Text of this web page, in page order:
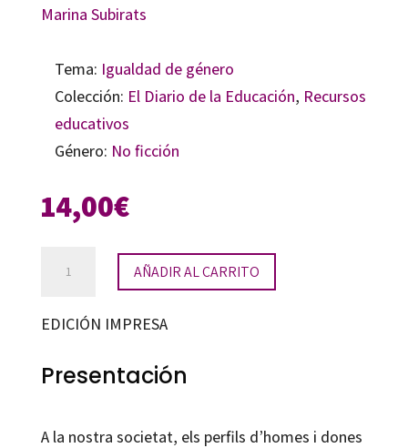
Marina Subirats
Tema: Igualdad de género
Colección: El Diario de la Educación, Recursos
educativos
Género: No ficción
14,00€
Coeducació,
per
llibertat
AÑADIR AL CARRITO
EDICIÓN IMPRESA
Presentación
A la nostra societat, els perfils d’homes i dones